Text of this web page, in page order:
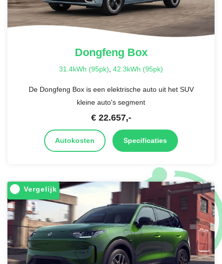
Dongfeng Box
31.4kWh (95pk) 42.3kWh (95pk)
De Dongfeng Box is een elektrische auto uit het SUV
kleine auto's segment
€ 22.657,-
Autokosten Specificaties
Vergelijk